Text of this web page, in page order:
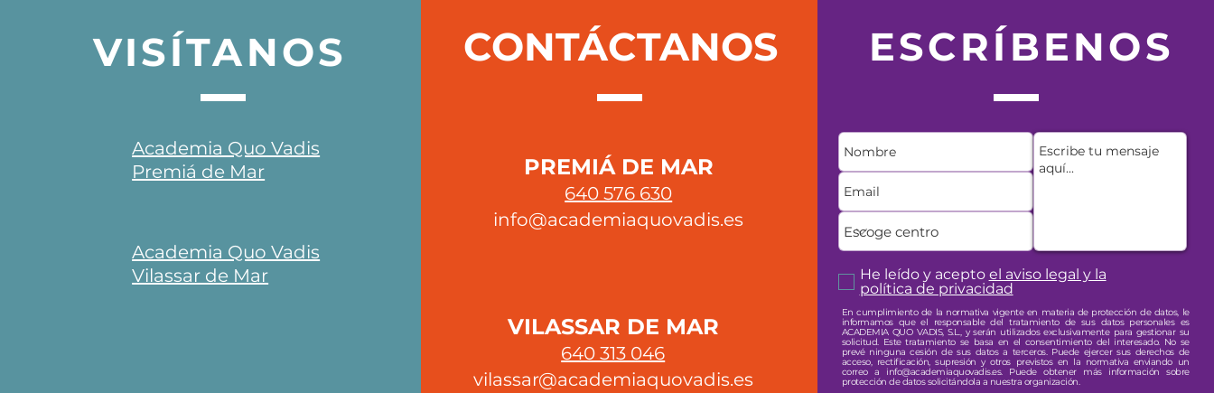
en Quo Vadis?
pieza más importante
VISÍTANOS
Academia Quo Vadis
Premiá de Mar
Academia Quo Vadis
Vilassar de Mar
PREMIÁ DE MAR
640 576 630
info@academiaquovadis.es
VILASSAR DE MAR
640 313 046
vilassar@academiaquovadis.es
ESCRÍBENOS
He leído y acepto el aviso legal y la
política de privacidad
En cumplimiento de la normativa vigente en materia de protección de datos, le
informamos que el responsable del tratamiento de sus datos personales es
ACADEMIA QUO VADIS, S.L., y serán utilizados exclusivamente para gestionar su
solicitud. Este tratamiento se basa en el consentimiento del interesado. No se
prevé ninguna cesión de sus datos a terceros. Puede ejercer sus derechos de
acceso, rectificación, supresión y otros previstos en la normativa enviando un
correo a info@academiaquovadis.es. Puede obtener más información sobre
protección de datos solicitándola a nuestra organización.
CONTÁCTANOS